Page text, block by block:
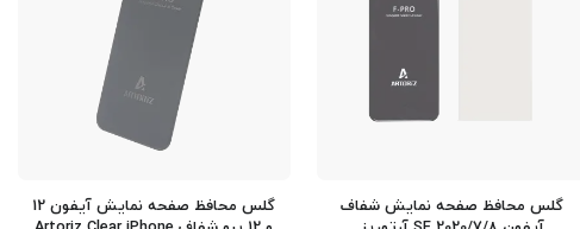
گلس محافظ صفحه نمایش شفاف
گلس محافظ صفحه نمایش آیفون 12